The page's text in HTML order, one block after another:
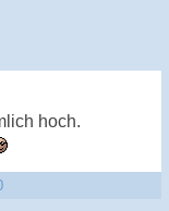
hoch.